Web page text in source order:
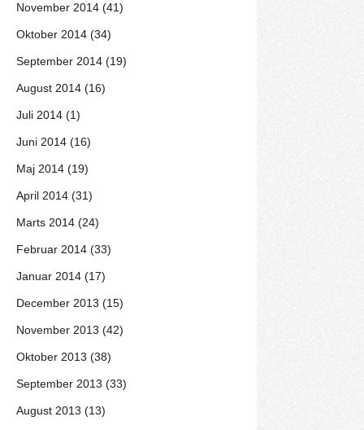
November 2014 (41)
Oktober 2014 (34)
September 2014 (19)
August 2014 (16)
Juli 2014 (1)
Juni 2014 (16)
Maj 2014 (19)
April 2014 (31)
Marts 2014 (24)
Februar 2014 (33)
Januar 2014 (17)
December 2013 (15)
November 2013 (42)
Oktober 2013 (38)
September 2013 (33)
August 2013 (13)